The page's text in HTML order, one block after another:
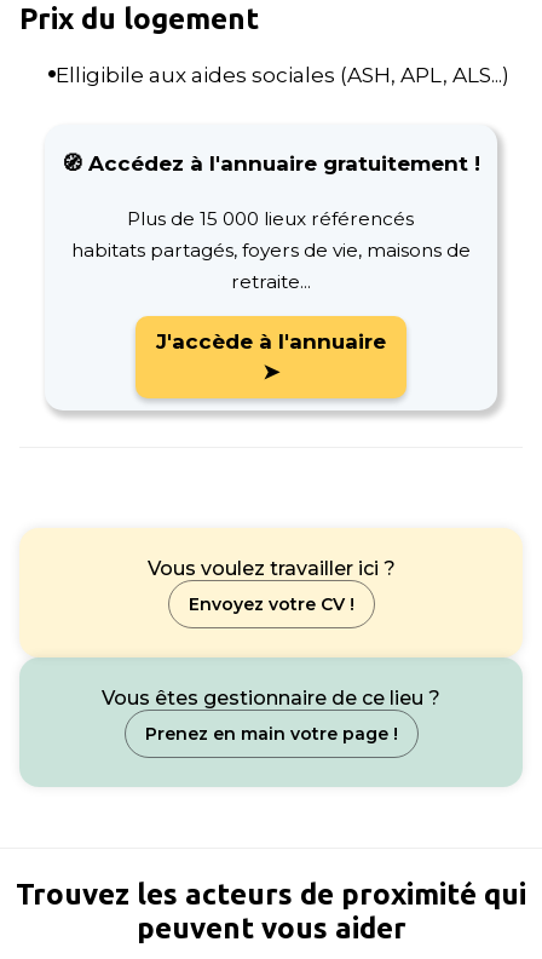
Prix du logement
Elligibile aux aides sociales (ASH, APL, ALS...)
🧭 Accédez à l'annuaire gratuitement !
Plus de 15 000 lieux référencés
habitats partagés, foyers de vie, maisons de
retraite...
J'accède à l'annuaire
➤
Vous voulez travailler ici ?
Envoyez votre CV !
Vous êtes gestionnaire de ce lieu ?
Prenez en main votre page !
Trouvez les acteurs de proximité qui
peuvent vous aider